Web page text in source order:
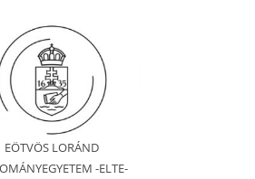
EÖTVÖS LORÁND
-ELTE-